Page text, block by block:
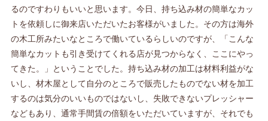
るのですわりもいいと思います。今日、持ち込み材の簡単なカッ
トを依頼しに御来店いただいたお客様がいました。その方は海外
の木工所みたいなところで働いているらしいのですが、「こんな
簡単なカットも引き受けてくれる店が見つからなく、ここにやっ
てきた。」ということでした。持ち込み材の加工は材料利益がな
いし、材木屋として自分のところで販売したものでない材を加工
するのは気分のいいものではないし、失敗できないプレッシャー
などもあり、通常手間賃の倍額をいただいていますが、それでも